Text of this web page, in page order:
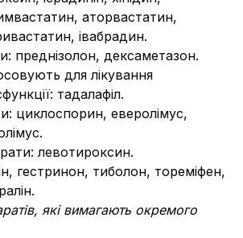
аторвастатин,
івабрадин.
преднізолон, дексаметазон.
для лікування
тадалафіл.
циклоспорин, еверолімус,
левотироксин.
гестринон, тиболон, тореміфен,
які вимагають окремого